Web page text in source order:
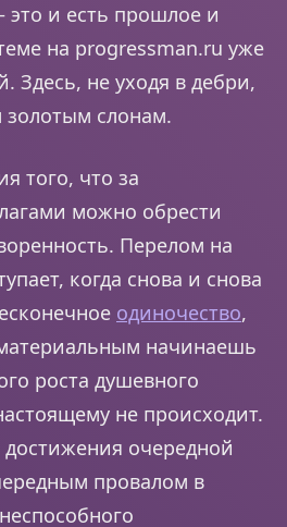
и есть прошлое и
на progressman.ru уже
Здесь, не уходя в дебри,
слонам.
того, что за
можно обрести
Перелом на
когда снова и снова
одиночество,
начинаешь
роста душевного
не происходит.
очередной
провалом в